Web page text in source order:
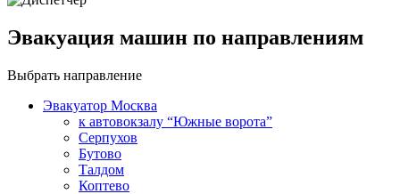
Эвакуация машин по направлениям
Выбрать направление
Эвакуатор Москва
к автовокзалу “Южные ворота”
Серпухов
Бутово
Талдом
Коптево